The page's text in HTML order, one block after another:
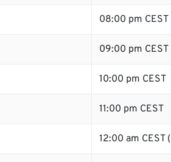
08:00 pm CEST
09:00 pm CEST
10:00 pm CEST
11:00 pm CEST
12:00 am CEST